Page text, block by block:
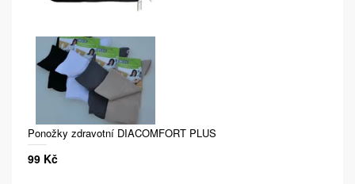
Ponožky zdravotní DIACOMFORT PLUS
99 Kč